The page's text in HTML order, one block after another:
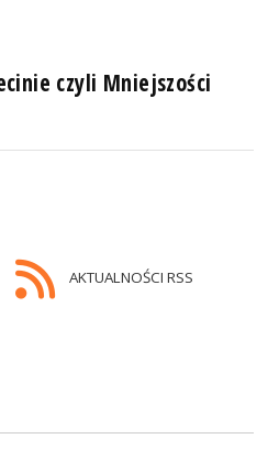
czyli Mniejszości
AKTUALNOŚCI RSS